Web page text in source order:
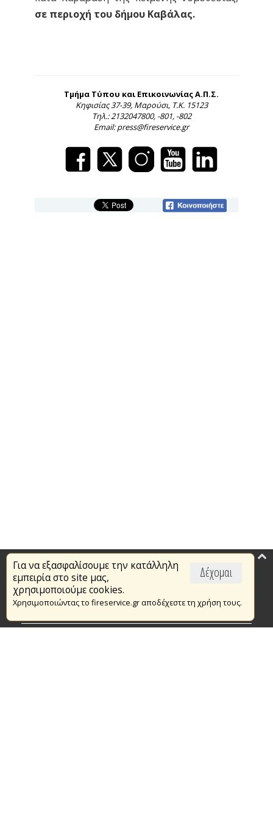
σε περιοχή του δήμου Καβάλας.
Τμήμα Τύπου και Επικοινωνίας Α.Π.Σ.
Κηφισίας 37-39, Μαρούσι, Τ.Κ. 15123
Τηλ.: 2132047800, -801, -802
Email: press@fireservice.gr
Δέχομαι
Για να εξασφαλίσουμε την κατάλληλη
εμπειρία στο site μας,
χρησιμοποιούμε cookies.
Χρησιμοποιώντας το fireservice.gr αποδέχεστε τη χρήση τους.
Επικαιρότητα
Το Πυροσβεστικό Σώμα